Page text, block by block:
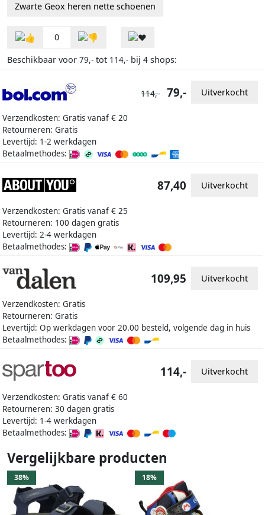
Zwarte Geox heren nette schoenen
0
Beschikbaar voor 79,- tot 114,- bij 4 shops:
Verzendkosten: Gratis vanaf € 20
Retourneren: Gratis
Levertijd: 1-2 werkdagen
Betaalmethodes:
114,- 79,- Uitverkocht
Verzendkosten: Gratis vanaf € 25
Retourneren: 100 dagen gratis
Levertijd: 2-4 werkdagen
Betaalmethodes:
87,40 Uitverkocht
Verzendkosten: Gratis
Retourneren: Gratis
Levertijd: Op werkdagen voor 20.00 besteld, volgende dag in huis
Betaalmethodes:
109,95 Uitverkocht
Verzendkosten: Gratis vanaf € 60
Retourneren: 30 dagen gratis
Levertijd: 1-4 werkdagen
Betaalmethodes:
114,- Uitverkocht
Vergelijkbare producten
38% 18%